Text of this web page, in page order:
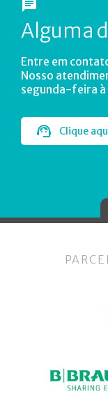
Alguma
Entre em
Nosso
segunda-feira à
Clique